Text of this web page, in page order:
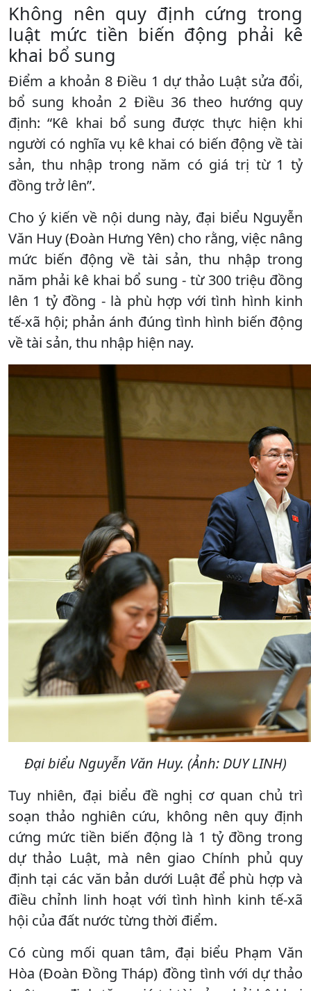
Không nên quy định cứng trong
luật mức tiền biến động phải kê
khai bổ sung
Điểm a khoản 8 Điều 1 dự thảo Luật sửa đổi,
bổ sung khoản 2 Điều 36 theo hướng quy
định: “Kê khai bổ sung được thực hiện khi
người có nghĩa vụ kê khai có biến động về tài
sản, thu nhập trong năm có giá trị từ 1 tỷ
đồng trở lên”.
Cho ý kiến về nội dung này, đại biểu Nguyễn
Văn Huy (Đoàn Hưng Yên) cho rằng, việc nâng
mức biến động về tài sản, thu nhập trong
năm phải kê khai bổ sung - từ 300 triệu đồng
lên 1 tỷ đồng - là phù hợp với tình hình kinh
tế-xã hội; phản ánh đúng tình hình biến động
về tài sản, thu nhập hiện nay.
Đại biểu Nguyễn Văn Huy. (Ảnh: DUY LINH)
Tuy nhiên, đại biểu đề nghị cơ quan chủ trì
soạn thảo nghiên cứu, không nên quy định
cứng mức tiền biến động là 1 tỷ đồng trong
dự thảo Luật, mà nên giao Chính phủ quy
định tại các văn bản dưới Luật để phù hợp và
điều chỉnh linh hoạt với tình hình kinh tế-xã
hội của đất nước từng thời điểm.
Có cùng mối quan tâm, đại biểu Phạm Văn
Hòa (Đoàn Đồng Tháp) đồng tình với dự thảo